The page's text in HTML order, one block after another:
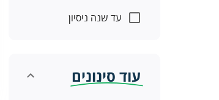
עד שנה ניסיון
עוד סינונים